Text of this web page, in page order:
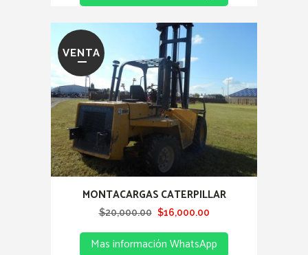
VENTA
MONTACARGAS CATERPILLAR
$20,000.00 Original
price
was:
$16,000.00Current
price
is:
Mas información WhatsApp